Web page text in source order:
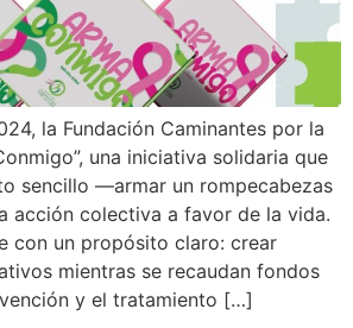
la Fundación Caminantes por la
una iniciativa solidaria que
sencillo —armar un rompecabezas
acción colectiva a favor de la vida.
con un propósito claro: crear
mientras se recaudan fondos
y el tratamiento […]